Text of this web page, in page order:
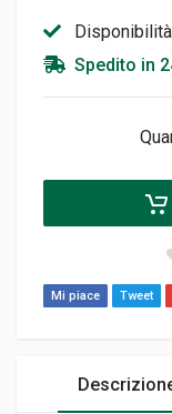
Spedito in
Mi piace Tweet